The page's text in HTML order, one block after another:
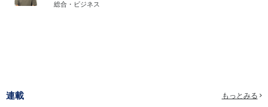
総合・ビジネス
連載 もっとみる